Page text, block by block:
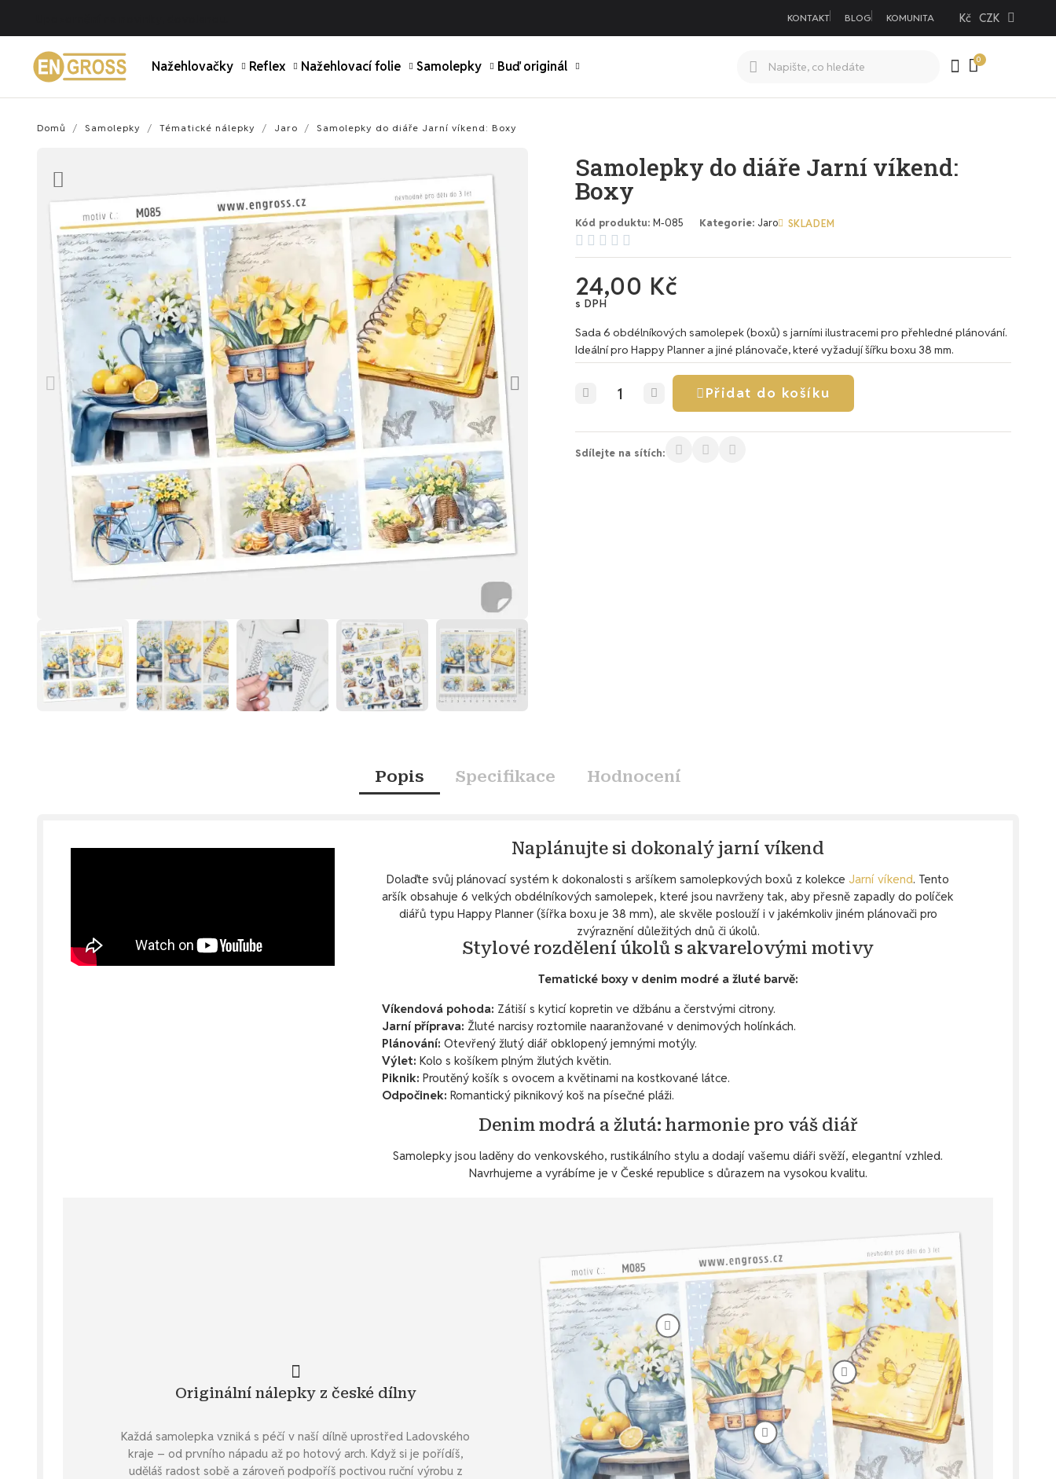
KONTAKT BLOG KOMUNITA Kč CZK
Nažehlovačky Reflex Nažehlovací folie Samolepky Buď originál
Domů Samolepky Tématické nálepky Jaro Samolepky do diáře Jarní víkend: Boxy
Samolepky do diáře Jarní víkend:
Boxy
Kód produktu M-085 Kategorie Jaro SKLADEM
    
24,00 Kč
s DPH
Sada 6 obdélníkových samolepek (boxů) s jarními ilustracemi pro přehledné plánování.
Ideální pro Happy Planner a jiné plánovače, které vyžadují šířku boxu 38 mm.
Přidat do košíku
Sdílejte na sítích:
Popis Specifikace Hodnocení
Naplánujte si dokonalý jarní víkend
Dolaďte svůj plánovací systém k dokonalosti s aršíkem samolepkových boxů z kolekceJarní víkend. Tento
aršík obsahuje 6 velkých obdélníkových samolepek, které jsou navrženy tak, aby přesně zapadly do políček
diářů typu Happy Planner (šířka boxu je 38 mm), ale skvěle poslouží i v jakémkoliv jiném plánovači pro
zvýraznění důležitých dnů či úkolů.
Stylové rozdělení úkolů s akvarelovými motivy
Tematické boxy v denim modré a žluté barvě:
Víkendová pohoda: Zátiší s kyticí kopretin ve džbánu a čerstvými citrony.
Jarní příprava: Žluté narcisy roztomile naaranžované v denimových holínkách.
Plánování: Otevřený žlutý diář obklopený jemnými motýly.
Výlet: Kolo s košíkem plným žlutých květin.
Piknik: Proutěný košík s ovocem a květinami na kostkované látce.
Odpočinek: Romantický piknikový koš na písečné pláži.
Denim modrá a žlutá: harmonie pro váš diář
Samolepky jsou laděny do venkovského, rustikálního stylu a dodají vašemu diáři svěží, elegantní vzhled.
Navrhujeme a vyrábíme je v České republice s důrazem na vysokou kvalitu.
Originální nálepky z české dílny
Každá samolepka vzniká s péčí v naší dílně uprostřed Ladovského
kraje – od prvního nápadu až po hotový arch. Když si je pořídíš,
uděláš radost sobě a zároveň podpoříš poctivou ruční výrobu z